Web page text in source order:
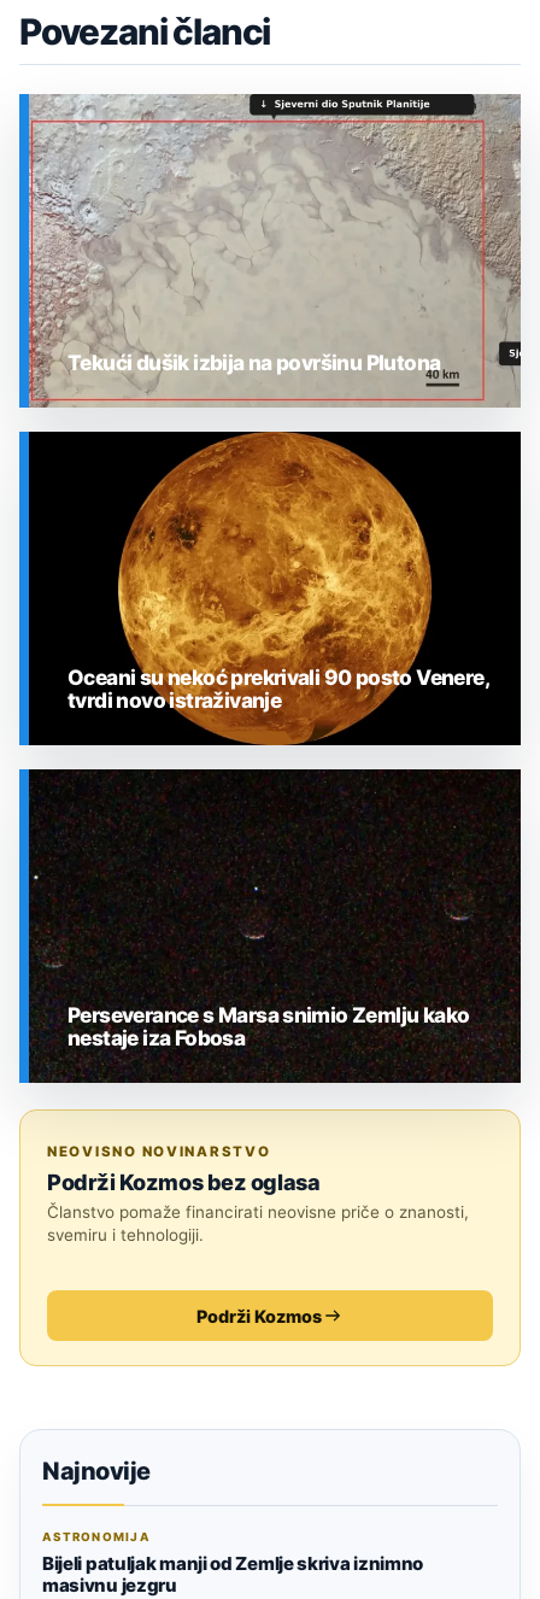
Povezani članci
Tekući dušik izbija na površinu Plutona
SVEMIR
Oceani su nekoć prekrivali 90 posto Venere,
tvrdi novo istraživanje
Perseverance s Marsa snimio Zemlju kako
nestaje iza Fobosa
NEOVISNO NOVINARSTVO
Podrži Kozmos bez oglasa
Članstvo pomaže financirati neovisne priče o znanosti,
svemiru i tehnologiji.
Podrži Kozmos
Najnovije
ASTRONOMIJA
Bijeli patuljak manji od Zemlje skriva iznimno
masivnu jezgru